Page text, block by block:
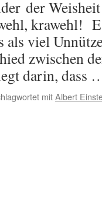
der
krawehl!
als viel
zwischen
darin, dass
mitAlbert